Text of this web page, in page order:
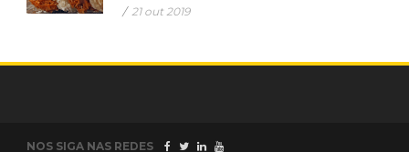
/ 21 out 2019
NOS SIGA NAS REDES